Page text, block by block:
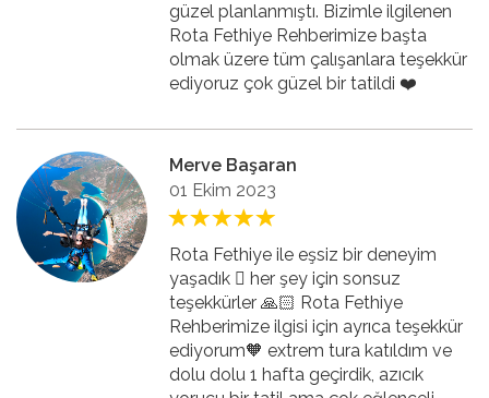
güzel planlanmıştı. Bizimle ilgilenen
Rota Fethiye Rehberimize başta
olmak üzere tüm çalışanlara teşekkür
ediyoruz çok güzel bir tatildi ❤️
Merve Başaran
01 Ekim 2023
Rota Fethiye ile eşsiz bir deneyim
yaşadık 🏻 her şey için sonsuz
teşekkürler 🙏🏻 Rota Fethiye
Rehberimize ilgisi için ayrıca teşekkür
ediyorum🧡 extrem tura katıldım ve
dolu dolu 1 hafta geçirdik, azıcık